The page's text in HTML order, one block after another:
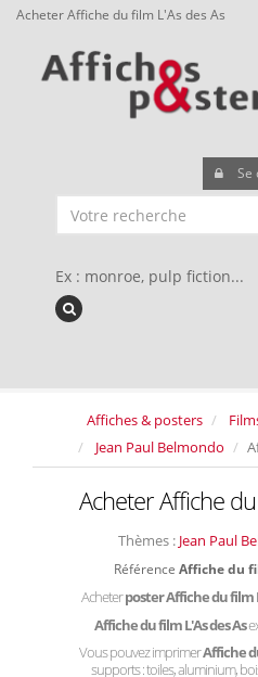
Acheter Affiche du film L'As des As
Se
Ex : monroe, pulp fiction...
Affiches & posters
Jean Paul Belmondo
Acheter Affiche
Thèmes : Jean Paul
Référence Affiche du
Acheterposter Affiche du film
Affiche du film L'As des As
Vous pouvez imprimerAffiche
supports : toiles, aluminium,